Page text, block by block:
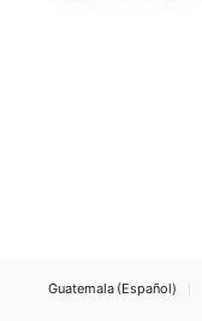
Guatemala (Español)